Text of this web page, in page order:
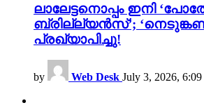
ലാലേട്ടനൊപ്പം ഇനി
ബ്രില്ല്യൻസ്’; ‘നെടുങ്കണ്ടം
പ്രഖ്യാപിച്ചു!
by Web Desk July 3, 2026, 6:09